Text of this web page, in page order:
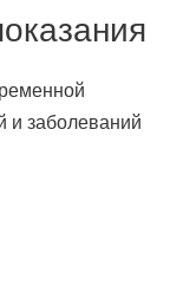
и заболеваний